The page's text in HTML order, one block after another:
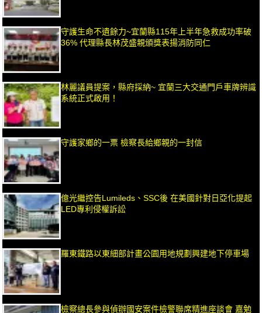
守護生命不遺餘力~宜蘭縣115年上半年急救成功率破
36% 代理縣長林茂盛親頒獎表揚消防同仁
林麗議員提案，縣府採納~ 宜蘭三大交通門戶車牌辨識
系統正式啟用！
守護家鄉的一票 檢察長給鄉親的一封信
億光繼控告Lumileds、SSC後 在美國針對日亞化提起
LED專利侵權訴訟
羅東鐵路以東細部計畫公園用地規劃興建地下停車場
檢察總長參與偵辦國安案件檢警聯席精進座談會 嘉勉